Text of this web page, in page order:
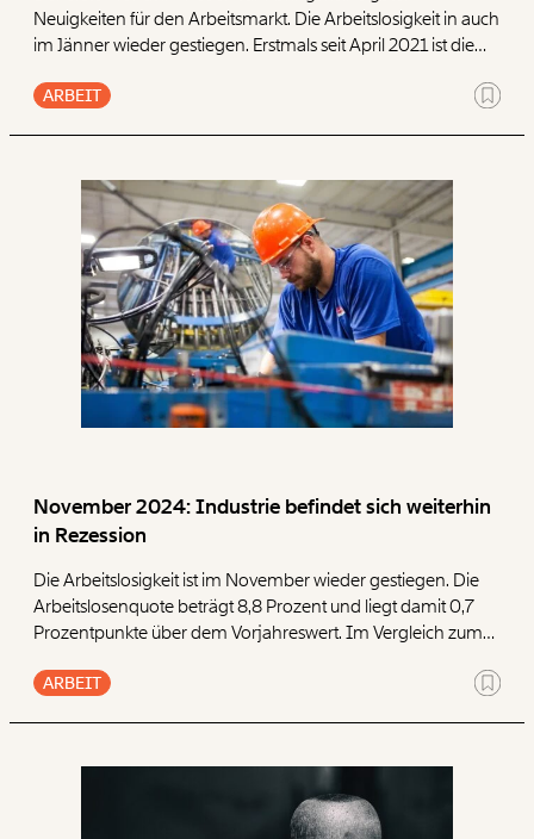
Neuigkeiten für den Arbeitsmarkt. Die Arbeitslosigkeit in auch
im Jänner wieder gestiegen. Erstmals seit April 2021 ist die
Erwerbsbevölkerung ist arbeitslos oder in Schulung, das sind
ARBEIT
November 2024: Industrie befindet sich weiterhin
in Rezession
Die Arbeitslosigkeit ist im November wieder gestiegen. Die
Arbeitslosenquote beträgt 8,8 Prozent und liegt damit 0,7
Prozentpunkte über dem Vorjahreswert. Im Vergleich zum
Schulung gemeldet. Die offenen Stellen reduzierten sich im
ARBEIT